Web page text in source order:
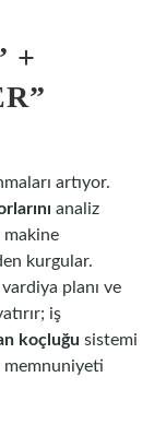
+
artıyor.
analiz
makine
kurgular.
planı ve
iş
koçluğu sistemi
memnuniyeti